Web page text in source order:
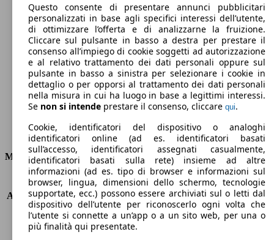
110 g/km
Emissioni di CO2 (combinato)*
Ø 4.3 l/100km
Consumi
Motore e Prestazioni
KW (PS)
82 kW (112 PS)
Accelerazione (0-100 km/h) 10.9s
Velocità massima (km/h)
195 km/h
Numero di marce
6
Questo consente di presentare annunci pubblicitari
personalizzati in base agli specifici interessi dell’utente,
di ottimizzare l’offerta e di analizzarne la fruizione.
Cliccare sul pulsante in basso a destra per prestare il
consenso all’impiego di cookie soggetti ad autorizzazione
e al relativo trattamento dei dati personali oppure sul
pulsante in basso a sinistra per selezionare i cookie in
dettaglio o per opporsi al trattamento dei dati personali
nella misura in cui ha luogo in base a legittimi interessi.
Se non si intende prestare il consenso, cliccare qui.
Cookie, identificatori del dispositivo o analoghi
identificatori online (ad es. identificatori basati
sull’accesso, identificatori assegnati casualmente,
identificatori basati sulla rete) insieme ad altre
informazioni (ad es. tipo di browser e informazioni sul
browser, lingua, dimensioni dello schermo, tecnologie
supportate, ecc.) possono essere archiviati sul o letti dal
dispositivo dell’utente per riconoscerlo ogni volta che
l’utente si connette a un’app o a un sito web, per una o
più finalità qui presentate.